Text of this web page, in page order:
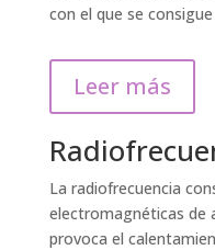
con el que se
Leer más
La radiofrecuencia
electromagnéticas de
provoca el